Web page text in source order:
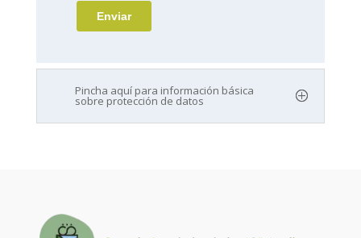
Pincha aquí para información básica
sobre protección de datos